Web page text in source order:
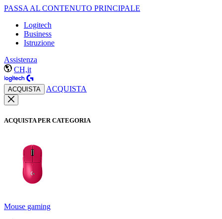
PASSA AL CONTENUTO PRINCIPALE
Logitech
Business
Istruzione
Assistenza
CH,it
ACQUISTA ACQUISTA
ACQUISTA PER CATEGORIA
Mouse gaming